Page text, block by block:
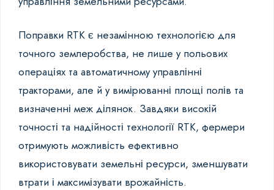
Поправки RTK є незамінною технологією для
точного землеробства, не лише у польових
операціях та автоматичному управлінні
тракторами, але й у вимірюванні площі полів та
визначенні меж ділянок. Завдяки високій
точності та надійності технології RTK, фермери
отримують можливість ефективно
використовувати земельні ресурси, зменшувати
втрати і максимізувати врожайність.